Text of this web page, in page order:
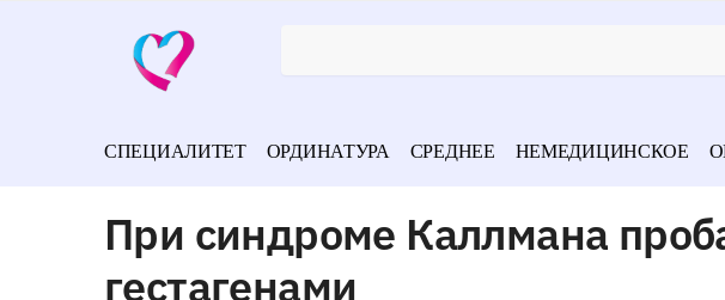
СПЕЦИАЛИТЕТ ОРДИНАТУРА СРЕДНЕЕ НЕМЕДИЦИНСКОЕ
При синдроме Каллмана
гестагенами